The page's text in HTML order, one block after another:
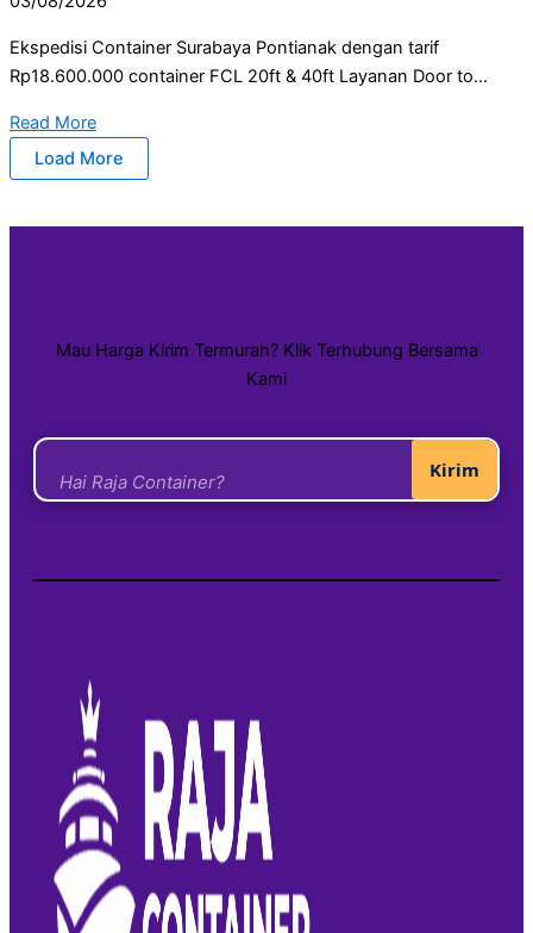
Ekspedisi Container Surabaya Pontianak dengan tarif
Rp18.600.000 container FCL 20ft & 40ft Layanan Door to...
Read More
Load More
Mau Harga Kirim Termurah? Klik Terhubung Bersama
Kami
Kirim